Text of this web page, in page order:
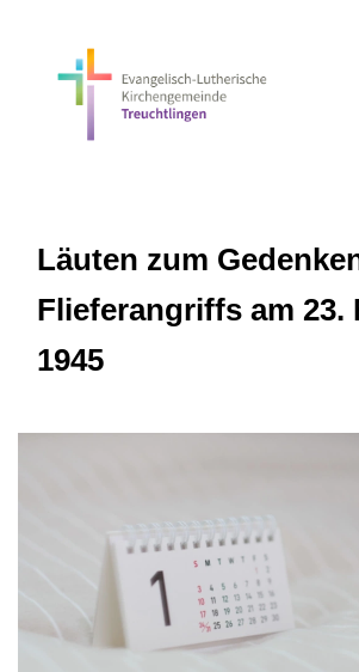
Läuten zum
Flieferangriffs am 23.
1945